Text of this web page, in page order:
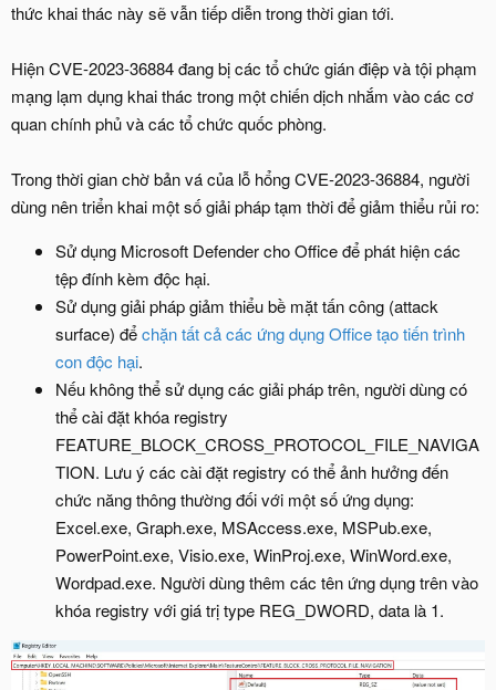
thức khai thác này sẽ vẫn tiếp diễn trong thời gian tới.
Hiện CVE-2023-36884 đang bị các tổ chức gián điệp và tội phạm
mạng lạm dụng khai thác trong một chiến dịch nhắm vào các cơ
quan chính phủ và các tổ chức quốc phòng.
Trong thời gian chờ bản vá của lỗ hổng CVE-2023-36884, người
dùng nên triển khai một số giải pháp tạm thời để giảm thiểu rủi ro:
Sử dụng Microsoft Defender cho Office để phát hiện các
tệp đính kèm độc hại.
Sử dụng giải pháp giảm thiểu bề mặt tấn công (attack
surface) đểchặn tất cả các ứng dụng Office tạo tiến trình
con độc hại.
Nếu không thể sử dụng các giải pháp trên, người dùng có
thể cài đặt khóa registry
FEATURE_BLOCK_CROSS_PROTOCOL_FILE_NAVIGA
TION. Lưu ý các cài đặt registry có thể ảnh hưởng đến
chức năng thông thường đối với một số ứng dụng:
Excel.exe, Graph.exe, MSAccess.exe, MSPub.exe,
PowerPoint.exe, Visio.exe, WinProj.exe, WinWord.exe,
Wordpad.exe. Người dùng thêm các tên ứng dụng trên vào
khóa registry với giá trị type REG_DWORD, data là 1.